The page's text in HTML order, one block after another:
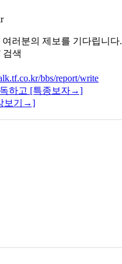
러분의 제보를 기다립니다.
검색
bbs/report/write
하고 [특종보자→]
보기→]